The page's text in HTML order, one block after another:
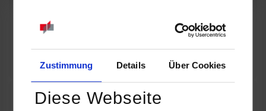
Zustimmung Details Über Cookies
Diese Webseite
Online INDIS-Infoveranstaltung für Studierende
Zum Event
Technologietag: Clean Urban Transportation –